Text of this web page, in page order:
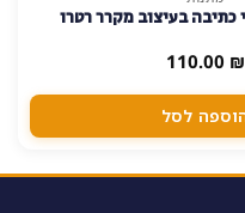
כתיבה בעיצוב מקרר רטרו
110.00 ₪
לסל